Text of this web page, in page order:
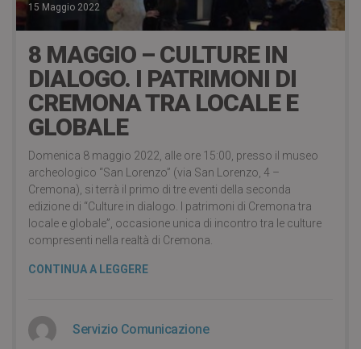
15 Maggio 2022
8 MAGGIO – CULTURE IN
DIALOGO. I PATRIMONI DI
CREMONA TRA LOCALE E
GLOBALE
Domenica 8 maggio 2022, alle ore 15:00, presso il museo
archeologico “San Lorenzo” (via San Lorenzo, 4 –
Cremona), si terrà il primo di tre eventi della seconda
edizione di “Culture in dialogo. I patrimoni di Cremona tra
locale e globale”, occasione unica di incontro tra le culture
compresenti nella realtà di Cremona.
CONTINUA A LEGGERE
Servizio Comunicazione